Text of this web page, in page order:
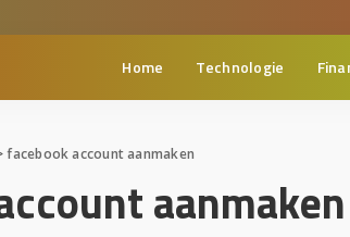
Home Technologie
facebook account aanmaken
aanmaken